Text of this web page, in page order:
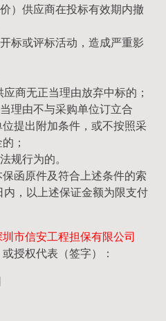
）供应商在投标有效期内撤
标或评标活动，造成严重影
商无正当理由放弃中标的；
理由不与采购单位订立合
提出附加条件，或不按照采
；
规行为的。
函原件及符合上述条件的索
，以上述保证金额为限支付
圳市信安工程担保有限公司
授权代表（签字）：